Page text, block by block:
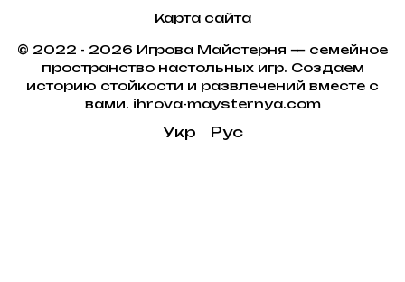
Карта сайта
© 2022 - 2026 Игрова Майстерня — семейное
пространство настольных игр. Создаем
историю стойкости и развлечений вместе с
вами. ihrova-maysternya.com
Укр Рус